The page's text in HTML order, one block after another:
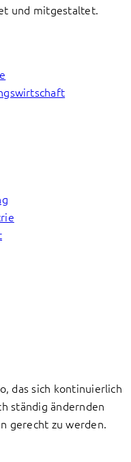
und mitgestaltet.
das sich kontinuierlich
ständig ändernden
gerecht zu werden.